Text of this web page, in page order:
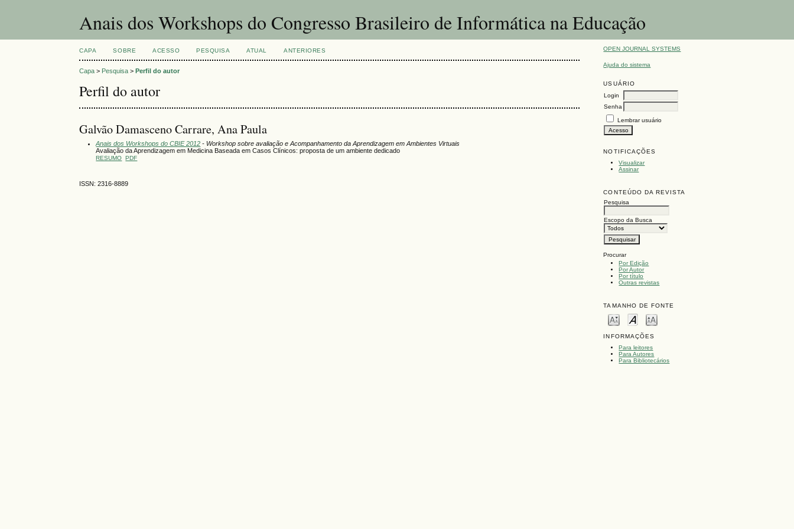
Anais dos Workshops do Congresso Brasileiro de Informática na Educação
OPEN JOURNAL SYSTEMS
Ajuda do sistema
USUÁRIO
Login
Senha
Lembrar usuário
NOTIFICAÇÕES
Visualizar
Assinar
CONTEÚDO DA REVISTA
Pesquisa
Escopo da Busca
Procurar
Por Edição
Por Autor
Por título
Outras revistas
TAMANHO DE FONTE
INFORMAÇÕES
Para leitores
Para Autores
Para Bibliotecários
CAPA SOBRE ACESSO PESQUISA ATUAL ANTERIORES
Capa > Pesquisa >Perfil do autor
Perfil do autor
Galvão Damasceno Carrare, Ana Paula
Anais dos Workshops do CBIE 2012 - Workshop sobre avaliação e Acompanhamento da Aprendizagem em Ambientes Virtuais
Avaliação da Aprendizagem em Medicina Baseada em Casos Clínicos: proposta de um ambiente dedicado
RESUMO PDF
ISSN: 2316-8889